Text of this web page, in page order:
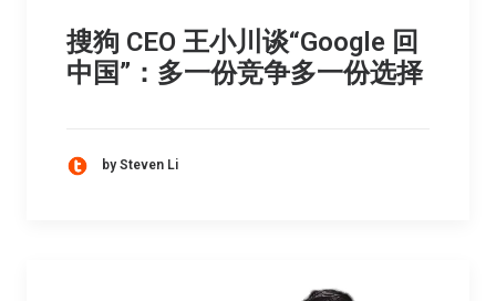
搜狗 CEO 王小川谈“Google 回
中国”：多一份竞争多一份选择
by Steven Li